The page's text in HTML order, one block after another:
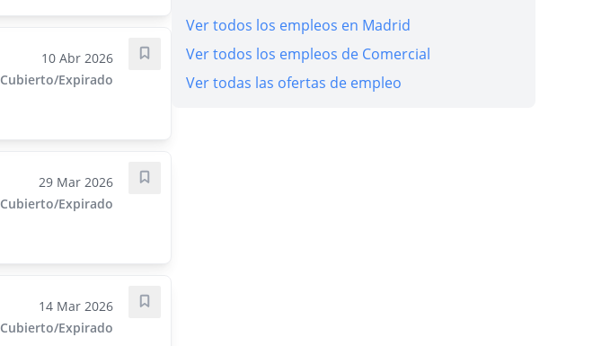
10 Abr 2026
Cubierto/Expirado
Guardar oferta
29 Mar 2026
Cubierto/Expirado
Guardar oferta
14 Mar 2026
Cubierto/Expirado
Guardar oferta
Ver todos los empleos en Madrid
Ver todos los empleos de Comercial
Ver todas las ofertas de empleo